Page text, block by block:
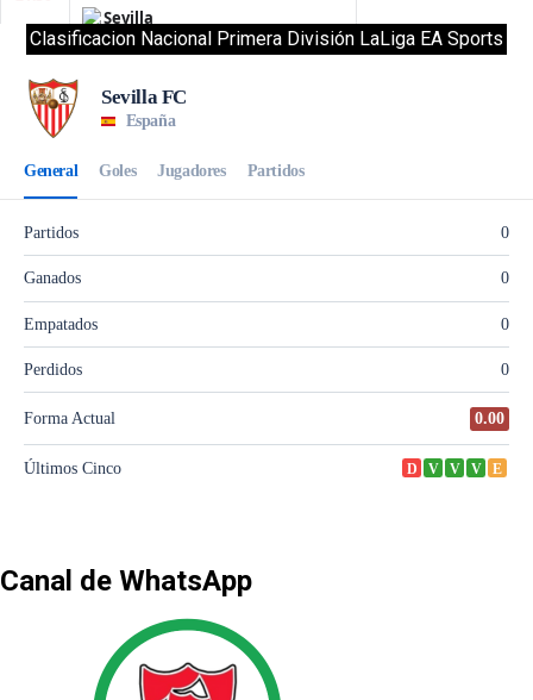
Clasificacion Nacional Primera División LaLiga EA Sports
Canal de WhatsApp